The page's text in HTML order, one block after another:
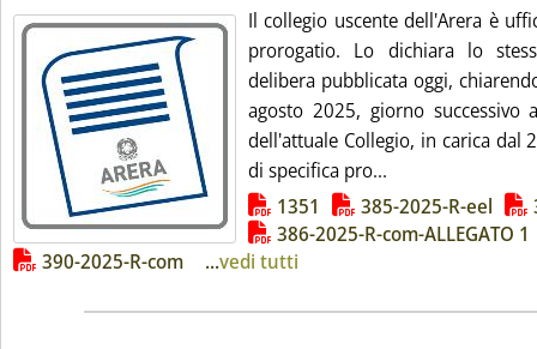
Il collegio uscente dell'Arera è
prorogatio. Lo dichiara lo
delibera pubblicata oggi,
agosto 2025, giorno successivo
dell'attuale Collegio, in carica dal
di specifica pro...
Lista allegati PDF alla notizia
1351 385-2025-R-eel
386-2025-R-com-ALLEGATO 1
390-2025-R-com
...vedi tutti